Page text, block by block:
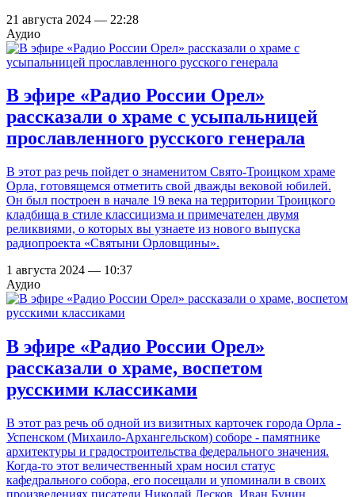
21 августа 2024 — 22:28
Аудио
В эфире «Радио России Орел»
рассказали о храме с усыпальницей
прославленного русского генерала
В этот раз речь пойдет о знаменитом Свято-Троицком храме
Орла, готовящемся отметить свой дважды вековой юбилей.
Он был построен в начале 19 века на территории Троицкого
кладбища в стиле классицизма и примечателен двумя
реликвиями, о которых вы узнаете из нового выпуска
радиопроекта «Святыни Орловщины».
1 августа 2024 — 10:37
Аудио
В эфире «Радио России Орел»
рассказали о храме, воспетом
русскими классиками
В этот раз речь об одной из визитных карточек города Орла -
Успенском (Михаило-Архангельском) соборе - памятнике
архитектуры и градостроительства федерального значения.
Когда-то этот величественный храм носил статус
кафедрального собора, его посещали и упоминали в своих